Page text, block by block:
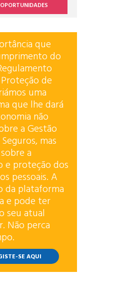
que
do
de
uma
que lhe dará
não
a Gestão
mas
a
e proteção dos
pessoais. A
da plataforma
e pode ter
seu atual
Não perca
SE AQUI